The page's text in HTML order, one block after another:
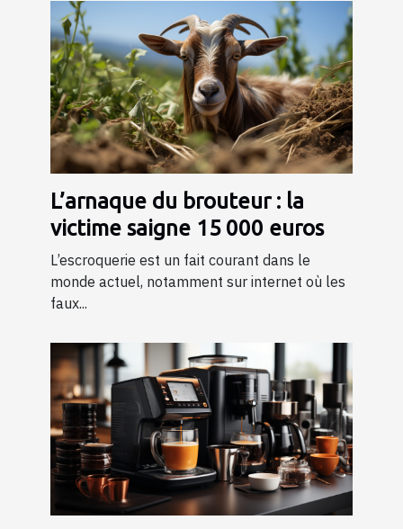
L’arnaque du brouteur : la
victime saigne 15 000 euros
L’escroquerie est un fait courant dans le
monde actuel, notamment sur internet où les
faux...